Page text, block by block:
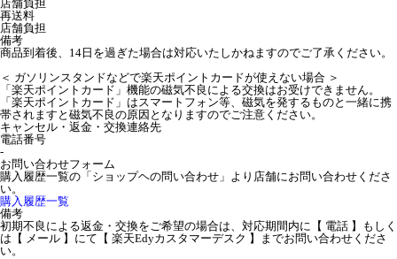
店舗負担
再送料
店舗負担
備考
商品到着後、14日を過ぎた場合は対応いたしかねますのでご了承ください。
＜ ガソリンスタンドなどで楽天ポイントカードが使えない場合 ＞
「楽天ポイントカード」機能の磁気不良による交換はお受けできません。
「楽天ポイントカード」はスマートフォン等、磁気を発するものと一緒に携
帯されますと磁気不良の原因となりますのでご注意ください。
キャンセル・返金・交換連絡先
電話番号
-
お問い合わせフォーム
購入履歴一覧の「ショップヘの問い合わせ」より店舗にお問い合わせくださ
い。
購入履歴一覧
備考
初期不良による返金・交換をご希望の場合は、対応期間内に【 電話 】もしく
は【 メール 】にて【 楽天Edyカスタマーデスク 】までお問い合わせくださ
い。